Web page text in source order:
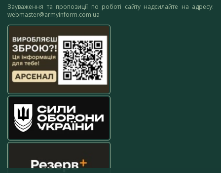
Зауваження та пропозиції по роботі сайту надсилайте на адресу:
webmaster@armyinform.com.ua